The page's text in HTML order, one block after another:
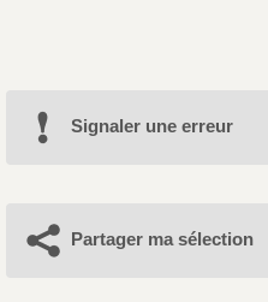
Signaler une erreur
Partager ma sélection